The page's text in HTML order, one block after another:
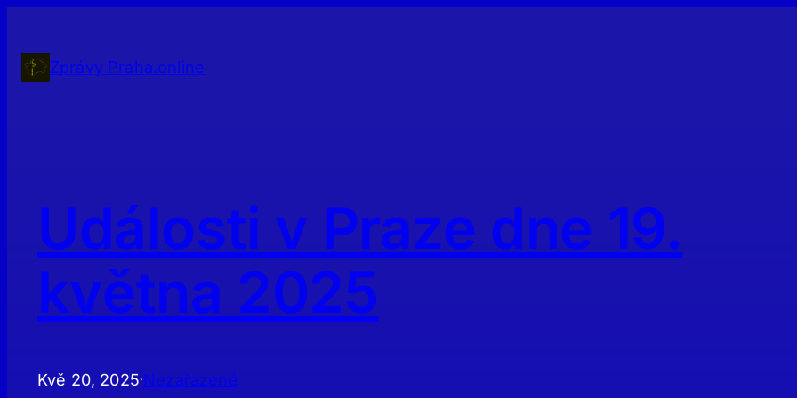
obsahZprávy Praha.online
Události v Praze dne 19.
května 2025
Kvě 20, 2025·Nezařazené